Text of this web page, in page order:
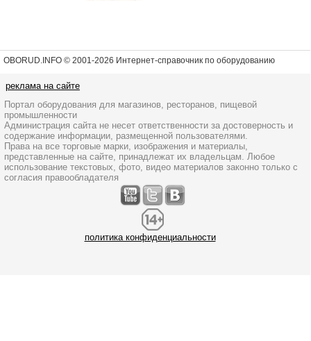
OBORUD.INFO © 2001-2026 Интернет-справочник по оборудованию
реклама на сайте
Портал оборудования для магазинов, ресторанов, пищевой
промышленности
Администрация сайта не несет ответственности за достоверность и
содержание информации, размещенной пользователями.
Права на все торговые марки, изображения и материалы,
представленные на сайте, принадлежат их владельцам. Любое
использование текстовых, фото, видео материалов законно только с
согласия правообладателя
политика конфиденциальности